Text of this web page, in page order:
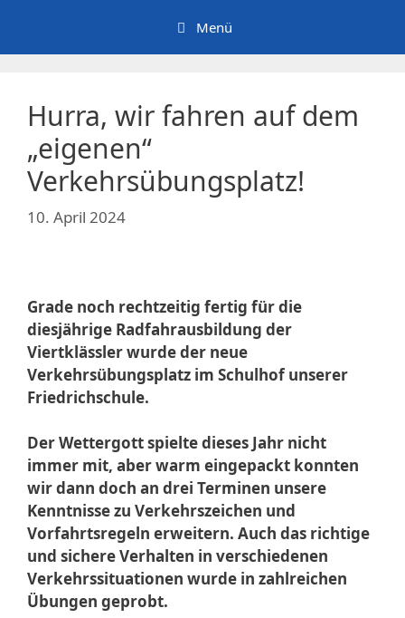
springen
Menü
Hurra, wir fahren auf dem
„eigenen“
Verkehrsübungsplatz!
10. April 2024
Grade noch rechtzeitig fertig für die
diesjährige Radfahrausbildung der
Viertklässler wurde der neue
Verkehrsübungsplatz im Schulhof unserer
Friedrichschule.
Der Wettergott spielte dieses Jahr nicht
immer mit, aber warm eingepackt konnten
wir dann doch an drei Terminen unsere
Kenntnisse zu Verkehrszeichen und
Vorfahrtsregeln erweitern. Auch das richtige
und sichere Verhalten in verschiedenen
Verkehrssituationen wurde in zahlreichen
Übungen geprobt.